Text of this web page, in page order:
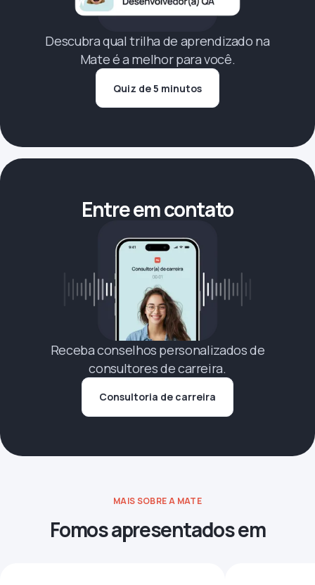
Descubra qual trilha de aprendizado na
Mate é a melhor para você.
Quiz de 5 minutos
Entre em contato
Receba conselhos personalizados de
consultores de carreira.
Consultoria de carreira
MAIS SOBRE A MATE
Fomos apresentados em